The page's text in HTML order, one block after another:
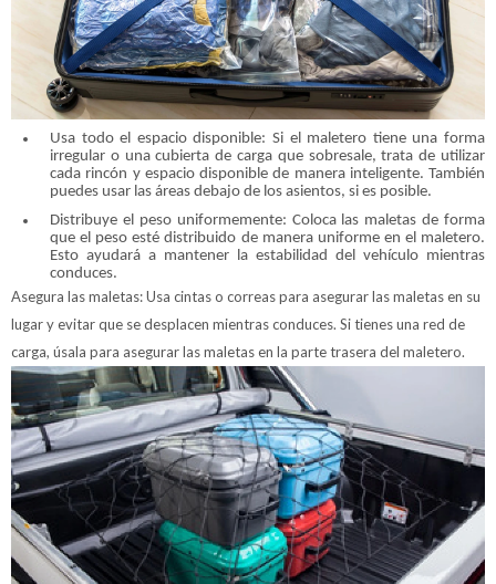
Usa todo el espacio disponible: Si el maletero tiene una forma
irregular o una cubierta de carga que sobresale, trata de utilizar
cada rincón y espacio disponible de manera inteligente. También
puedes usar las áreas debajo de los asientos, si es posible.
Distribuye el peso uniformemente: Coloca las maletas de forma
que el peso esté distribuido de manera uniforme en el maletero.
Esto ayudará a mantener la estabilidad del vehículo mientras
conduces.
Asegura las maletas: Usa cintas o correas para asegurar las maletas en su
lugar y evitar que se desplacen mientras conduces. Si tienes una red de
carga, úsala para asegurar las maletas en la parte trasera del maletero.